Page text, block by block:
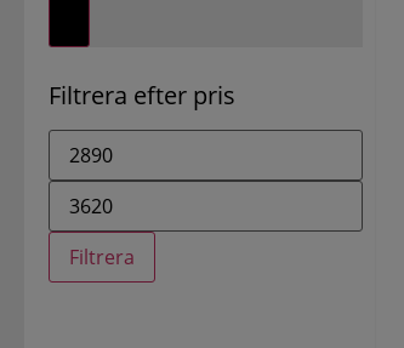
Filtrera efter pris
Filtrera